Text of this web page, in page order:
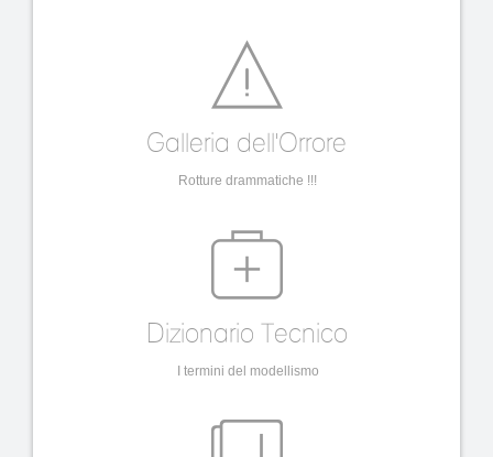
Galleria dell'Orrore
Rotture drammatiche !!!
Dizionario Tecnico
I termini del modellismo